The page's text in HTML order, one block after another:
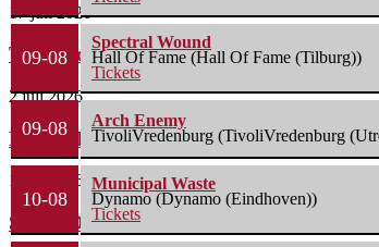
17 juli 2026
Twee video’s die je moet zien/horen
2 juli 2026
Drown In Sulphur overtuigt met nieuwe
1 juli 2026
South Of Heaven talent: A Knight Under
09-08
Spectral Wound
Hall Of Fame (Hall Of Fame (Tilburg))
Tickets
09-08
Arch Enemy
TivoliVredenburg (TivoliVredenburg
10-08
Municipal Waste
Dynamo (Dynamo (Eindhoven))
Tickets